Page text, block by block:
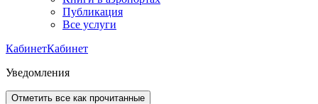
Публикация
Все услуги
КабинетКабинет
Уведомления
Отметить все как прочитанные